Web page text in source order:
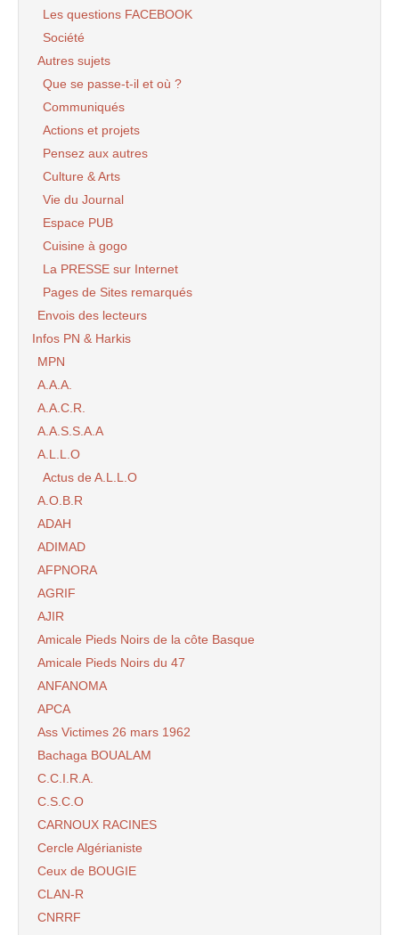
Les questions FACEBOOK
Société
Autres sujets
Que se passe-t-il et où ?
Communiqués
Actions et projets
Pensez aux autres
Culture & Arts
Vie du Journal
Espace PUB
Cuisine à gogo
La PRESSE sur Internet
Pages de Sites remarqués
Envois des lecteurs
Infos PN & Harkis
MPN
A.A.A.
A.A.C.R.
A.A.S.S.A.A
A.L.L.O
Actus de A.L.L.O
A.O.B.R
ADAH
ADIMAD
AFPNORA
AGRIF
AJIR
Amicale Pieds Noirs de la côte Basque
Amicale Pieds Noirs du 47
ANFANOMA
APCA
Ass Victimes 26 mars 1962
Bachaga BOUALAM
C.C.I.R.A.
C.S.C.O
CARNOUX RACINES
Cercle Algérianiste
Ceux de BOUGIE
CLAN-R
CNRRF